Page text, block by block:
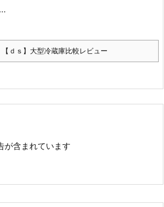
【ｄｓ】大型冷蔵庫比較レビュー
が含まれています